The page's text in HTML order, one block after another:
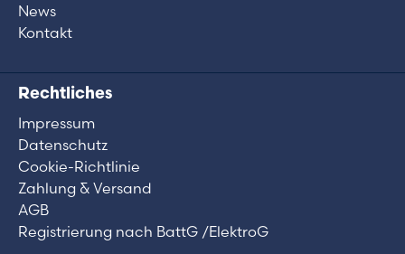
News
Kontakt
Rechtliches
Impressum
Datenschutz
Cookie-Richtlinie
Zahlung & Versand
AGB
Registrierung nach BattG /ElektroG